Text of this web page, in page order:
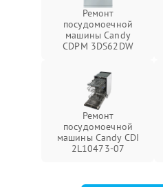
Ремонт
посудомоечной
машины Candy
CDPM 3DS62DW
Ремонт
посудомоечной
машины Candy CDI
2L10473-07